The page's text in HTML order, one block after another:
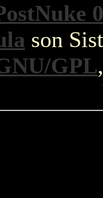
son
GPL